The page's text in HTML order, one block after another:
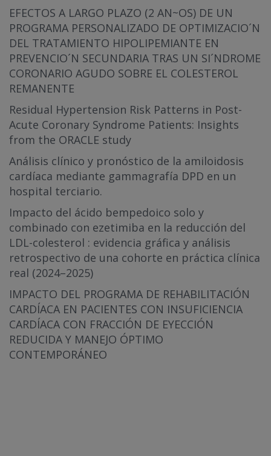
EFECTOS A LARGO PLAZO (2 AN~OS) DE UN
PROGRAMA PERSONALIZADO DE OPTIMIZACIO´N
DEL TRATAMIENTO HIPOLIPEMIANTE EN
PREVENCIO´N SECUNDARIA TRAS UN SI´NDROME
CORONARIO AGUDO SOBRE EL COLESTEROL
REMANENTE
Residual Hypertension Risk Patterns in Post-
Acute Coronary Syndrome Patients: Insights
from the ORACLE study
Análisis clínico y pronóstico de la amiloidosis
cardíaca mediante gammagrafía DPD en un
hospital terciario.
Impacto del ácido bempedoico solo y
combinado con ezetimiba en la reducción del
LDL-colesterol : evidencia gráfica y análisis
retrospectivo de una cohorte en práctica clínica
real (2024–2025)
IMPACTO DEL PROGRAMA DE REHABILITACIÓN
CARDÍACA EN PACIENTES CON INSUFICIENCIA
CARDÍACA CON FRACCIÓN DE EYECCIÓN
REDUCIDA Y MANEJO ÓPTIMO
CONTEMPORÁNEO